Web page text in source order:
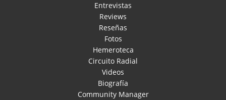
Entrevistas
Reviews
Reseñas
Fotos
Hemeroteca
Circuito Radial
Videos
Biografía
Community Manager